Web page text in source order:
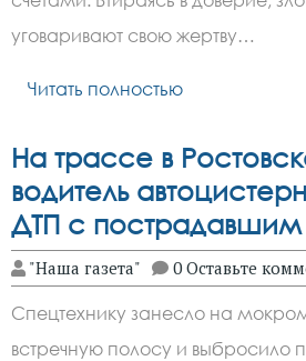
уговаривают свою жертву…
Читать полностью
На трассе в
водитель
ДТП с пострадавшим
"Наша газета" 0 Оставьте
Спецтехнику занесло на
встречную полосу и выбросило